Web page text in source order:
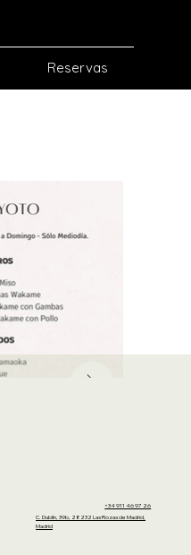
Reservas
+34 911 46 97 26
C. Dublín, 39b, 28232 Las Rozas de Madrid,
Madrid